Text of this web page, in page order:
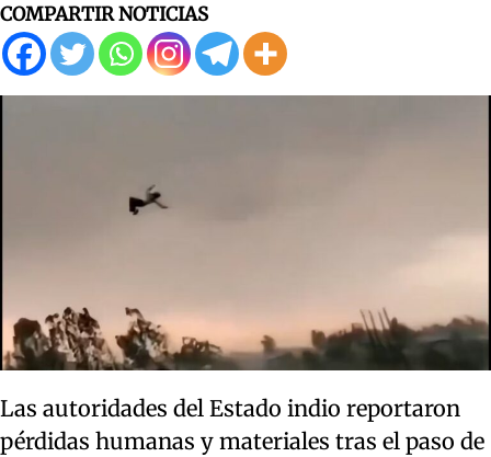
COMPARTIR NOTICIAS
Las autoridades del Estado indio reportaron
pérdidas humanas y materiales tras el paso de